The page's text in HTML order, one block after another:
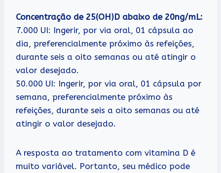
Concentração de 25(OH)D abaixo de 20ng/mL:
7.000 UI: Ingerir, por via oral, 01 cápsula ao
dia, preferencialmente próximo às refeições,
durante seis a oito semanas ou até atingir o
valor desejado.
50.000 UI: Ingerir, por via oral, 01 cápsula por
semana, preferencialmente próximo às
refeições, durante seis a oito semanas ou até
atingir o valor desejado.
A resposta ao tratamento com vitamina D é
muito variável. Portanto, seu médico pode